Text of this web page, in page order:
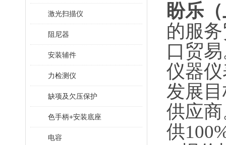
激光扫描仪
阻尼器
安装辅件
力检测仪
缺项及欠压保护
色手柄+安装底座
电容
盼乐
的服
口贸
仪器
发展
供应
供